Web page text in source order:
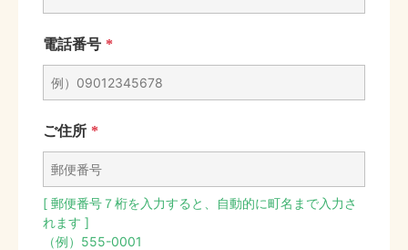
電話番号 *
ご住所 *
[ 郵便番号７桁を入力すると、自動的に町名まで入力さ
れます ]
（例）555-0001